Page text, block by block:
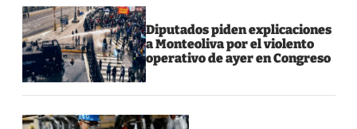
Diputados piden explicaciones
a Monteoliva por el violento
operativo de ayer en Congreso